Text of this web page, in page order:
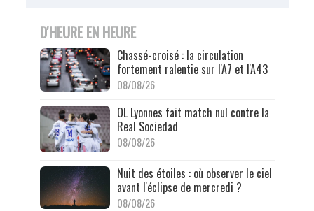
D'HEURE EN HEURE
Chassé-croisé : la circulation
fortement ralentie sur l'A7 et l'A43
08/08/26
OL Lyonnes fait match nul contre la
Real Sociedad
08/08/26
Nuit des étoiles : où observer le ciel
avant l'éclipse de mercredi ?
08/08/26